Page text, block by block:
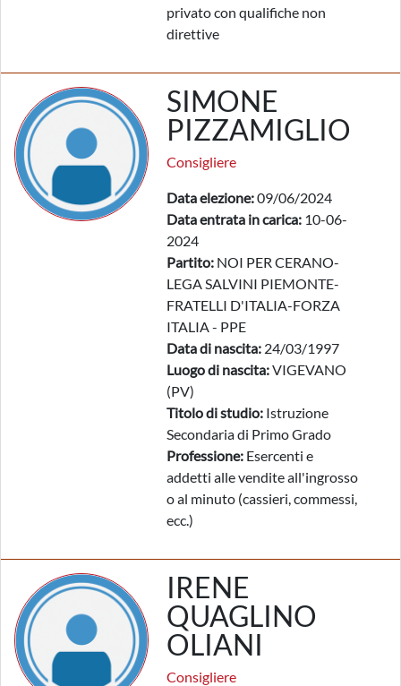
privato con qualifiche non
direttive
SIMONE
PIZZAMIGLIO
Consigliere
Data elezione:09/06/2024
Data entrata in carica: 10-06-
2024
Partito: NOI PER CERANO-
LEGA SALVINI PIEMONTE-
FRATELLI D'ITALIA-FORZA
ITALIA - PPE
Data di nascita: 24/03/1997
Luogo di nascita:VIGEVANO
(PV)
Titolo di studio: Istruzione
Secondaria di Primo Grado
Professione: Esercenti e
addetti alle vendite all'ingrosso
o al minuto (cassieri, commessi,
ecc.)
IRENE
QUAGLINO
OLIANI
Consigliere